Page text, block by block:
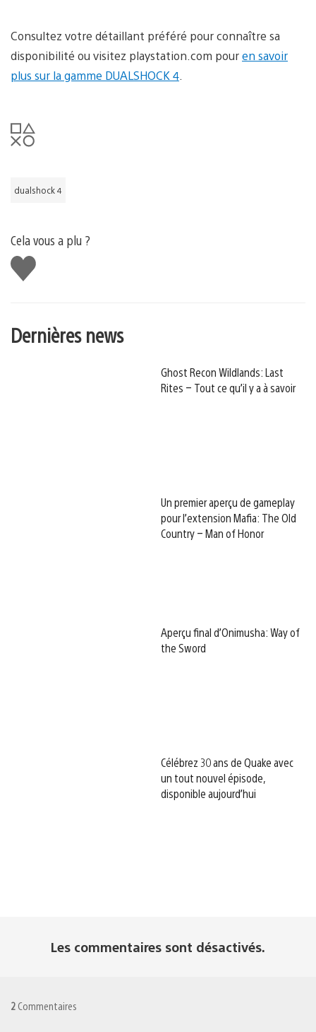
Consultez votre détaillant préféré pour connaître sa
disponibilité ou visitez playstation.com pouren savoir
plus sur la gamme DUALSHOCK 4
dualshock 4
Cela vous a plu ?
J'aime
Dernières news
Ghost Recon Wildlands: Last
Rites – Tout ce qu’il y a à savoir
Un premier aperçu de gameplay
pour l’extension Mafia: The Old
Country – Man of Honor
Aperçu final d’Onimusha: Way of
the Sword
Célébrez 30 ans de Quake avec
un tout nouvel épisode,
disponible aujourd’hui
Les commentaires sont désactivés.
2 Commentaires